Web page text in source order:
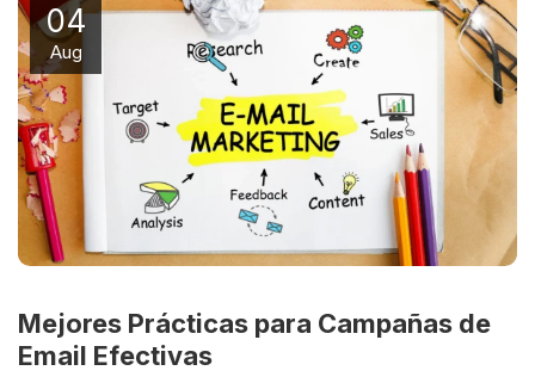
04
Aug
Mejores Prácticas para Campañas de
Email Efectivas